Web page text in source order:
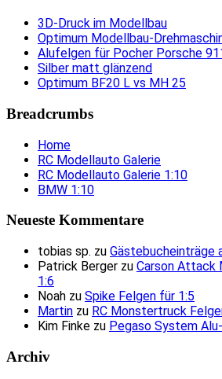
3D-Druck im Modellbau
Optimum Modellbau-
Alufelgen für Pocher Porsche
Silber matt glänzend
Optimum BF20 L vs MH 25
Breadcrumbs
Home
RC Modellauto Galerie
RC Modellauto Galerie 1:10
BMW 1:10
Neueste Kommentare
tobias sp. zu Gästebucheinträge
Patrick Berger zu Carson Attack
1:6
Noah zu Spike Felgen für 1:5
Martin zu RC Monstertruck
Kim Finke zu Pegaso System
Archiv